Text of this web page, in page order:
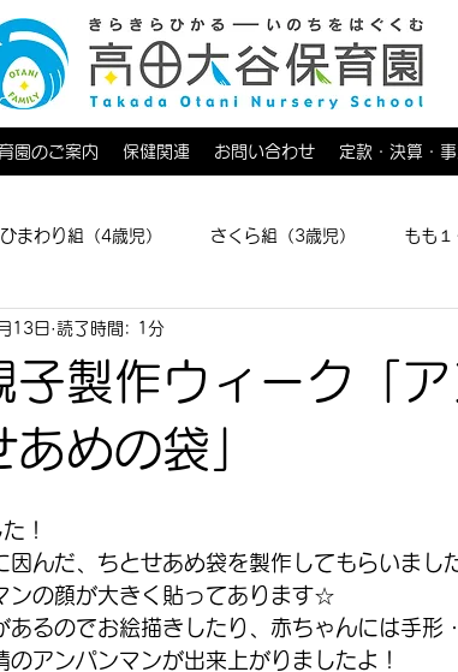
園のご案内 保健関連 お問い合わせ 定款・決算・
ひまわり組（4歳児） さくら組（3歳児） もも１
子製作ウィーク「
めの袋」
13日 読了時間: 1分
！
んだ、ちとせあめ袋を製作してもらいまし
ンの顔が大きく貼ってあります☆
あるのでお絵描きしたり、赤ちゃんには手形
アンパンマンが出来上がりましたよ！